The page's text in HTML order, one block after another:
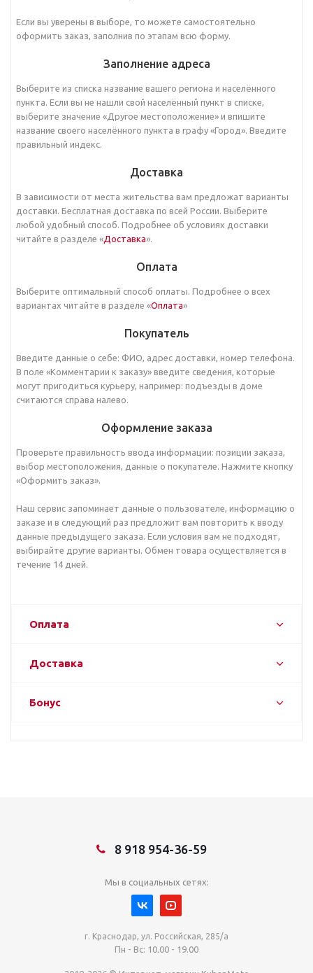
Если вы уверены в выборе, то можете самостоятельно
оформить заказ, заполнив по этапам всю форму.
Заполнение адреса
Выберите из списка название вашего региона и населённого
пункта. Если вы не нашли свой населённый пункт в списке,
выберите значение «Другое местоположение» и впишите
название своего населённого пункта в графу «Город». Введите
правильный индекс.
Доставка
В зависимости от места жительства вам предложат варианты
доставки. Бесплатная доставка по всей России. Выберите
любой удобный способ. Подробнее об условиях доставки
читайте в разделе «Доставка».
Оплата
Выберите оптимальный способ оплаты. Подробнее о всех
вариантах читайте в разделе «Оплата»
Покупатель
Введите данные о себе: ФИО, адрес доставки, номер телефона.
В поле «Комментарии к заказу» введите сведения, которые
могут пригодиться курьеру, например: подъезды в доме
считаются справа налево.
Оформление заказа
Проверьте правильность ввода информации: позиции заказа,
выбор местоположения, данные о покупателе. Нажмите кнопку
«Оформить заказ».
Наш сервис запоминает данные о пользователе, информацию о
заказе и в следующий раз предложит вам повторить к вводу
данные предыдущего заказа. Если условия вам не подходят,
выбирайте другие варианты. Обмен товара осуществляется в
течение 14 дней.
Оплата
Доставка
Бонус
8 918 954-36-59
Мы в социальных сетях:
г. Краснодар, ул. Российская, 285/а
Пн - Вс: 10.00 - 19.00